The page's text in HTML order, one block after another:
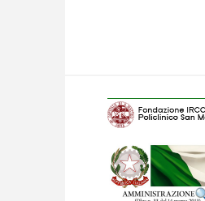
Il progetto si
Dengue
Lo studio è stato
direttore SC
Zecca, direttore